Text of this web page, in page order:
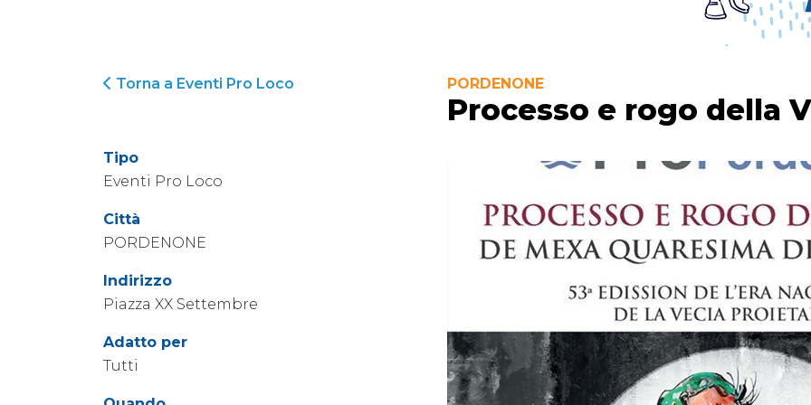
Torna a Eventi Pro Loco
Tipo
Eventi Pro Loco
Città
PORDENONE
Indirizzo
Piazza XX Settembre
Adatto per
Tutti
PORDENONE
Processo e rogo della